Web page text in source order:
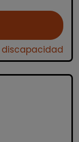
discapacidad